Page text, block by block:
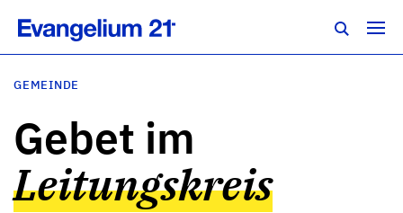
GEMEINDE
Gebet im
Leitungskreis